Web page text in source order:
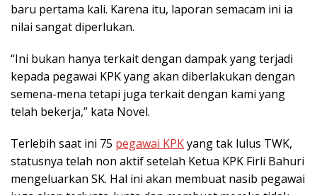
baru pertama kali. Karena itu, laporan semacam ini ia
nilai sangat diperlukan.
“Ini bukan hanya terkait dengan dampak yang terjadi
kepada pegawai KPK yang akan diberlakukan dengan
semena-mena tetapi juga terkait dengan kami yang
telah bekerja,” kata Novel.
Terlebih saat ini 75 pegawai KPKyang tak lulus TWK,
statusnya telah non aktif setelah Ketua KPK Firli Bahuri
mengeluarkan SK. Hal ini akan membuat nasib pegawai